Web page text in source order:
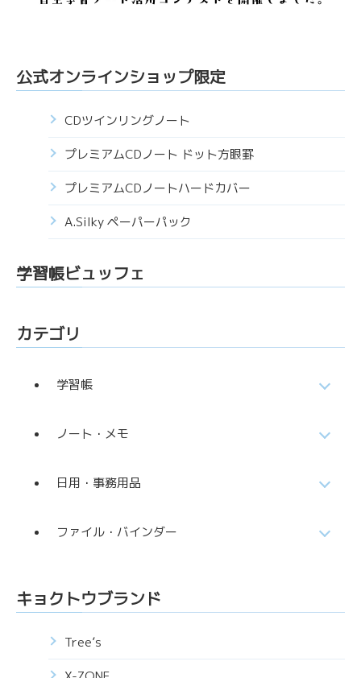
公式オンラインショップ限定
CDツインリングノート
プレミアムCDノート ドット方眼罫
プレミアムCDノートハードカバー
A.Silky ペーパーパック
学習帳ビュッフェ
カテゴリ
学習帳
ノート・メモ
日用・事務用品
ファイル・バインダー
キョクトウブランド
Tree’s